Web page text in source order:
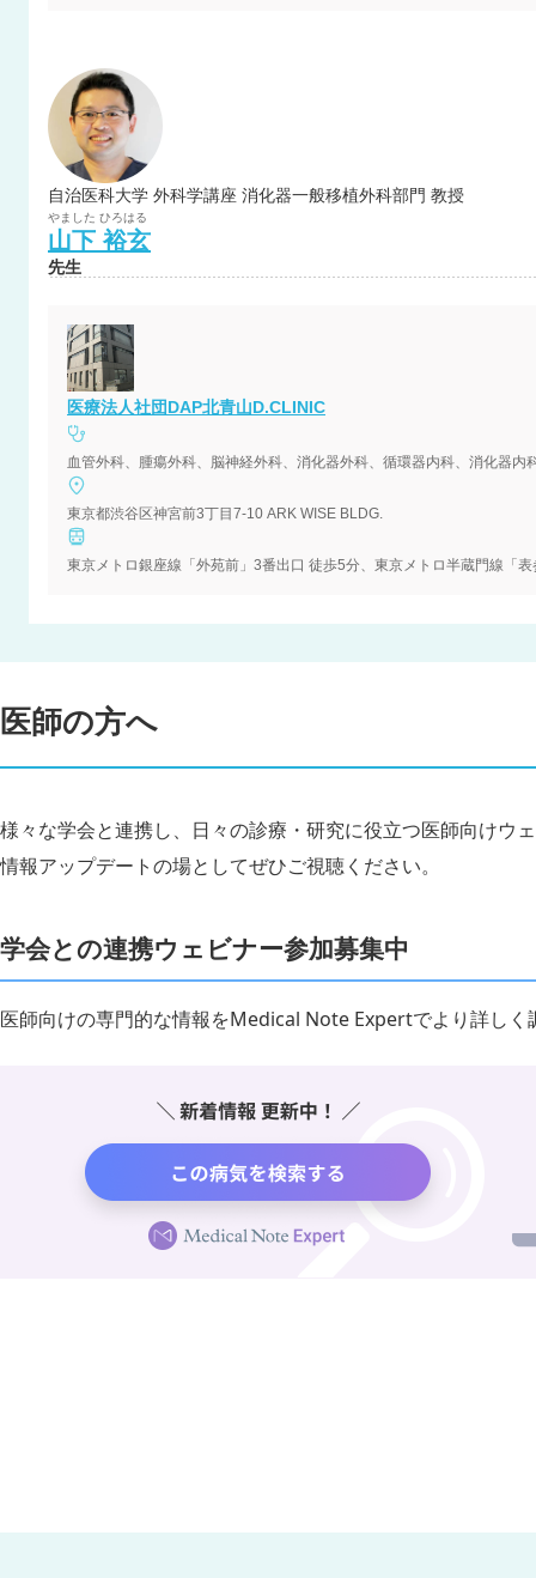
自治医科大学 外科学講座 消化器一般移植外科部門 教授
やました ひろはる
山下 裕玄
先生
医療法人社団DAP北青山D.CLINIC
血管外科、腫瘍外科、脳神経外科、消化器外科、循環器内科、消化器
東京都渋谷区神宮前3丁目7-10 ARK WISE BLDG.
東京メトロ銀座線「外苑前」3番出口 徒歩5分、東京メトロ半蔵門線「
医師の方へ
様々な学会と連携し、日々の診療・研究に役立つ医師向けウ
情報アップデートの場としてぜひご視聴ください。
学会との連携ウェビナー参加募集中
医師向けの専門的な情報をMedical Note Expertでより詳しく